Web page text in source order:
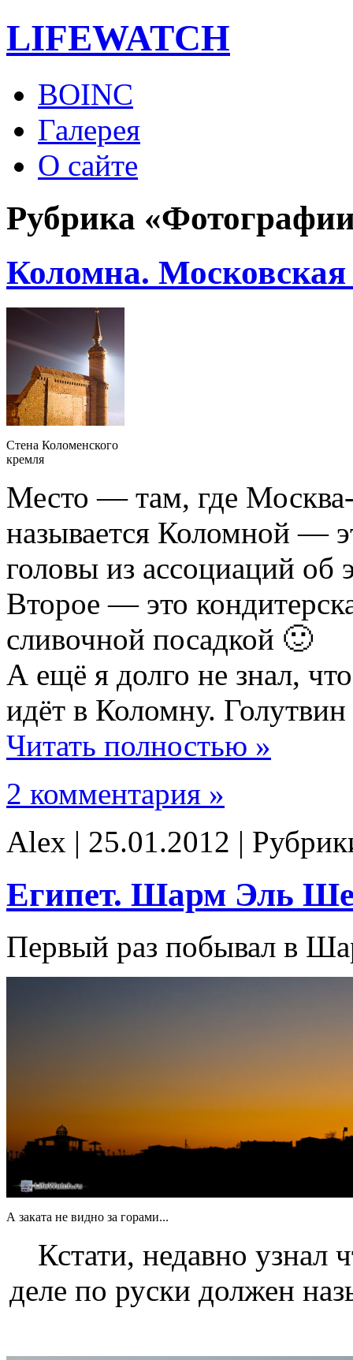
LIFEWATCH
BOINC
Галерея
О сайте
Рубрика
Коломна. Московская
Стена Коломенского
кремля
Место — там, где
называется Коломной —
головы из ассоциаций об
Второе — это
сливочной посадкой 🙂
А ещё я долго не знал,
идёт в Коломну.
Читать полностью »
2 комментария »
Alex | 25.01.2012 |
Египет. Шарм Эль
Первый раз побывал в
А заката не видно за горами...
Кстати, недавно
деле по руски должен